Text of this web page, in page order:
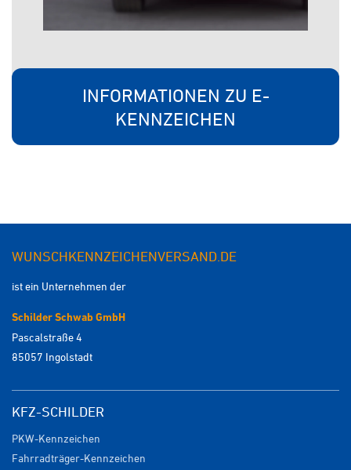
INFORMATIONEN ZU E-
KENNZEICHEN
WUNSCHKENNZEICHENVERSAND.DE
ist ein Unternehmen der
Schilder Schwab GmbH
Pascalstraße 4
85057 Ingolstadt
KFZ-SCHILDER
PKW-Kennzeichen
Fahrradträger-Kennzeichen